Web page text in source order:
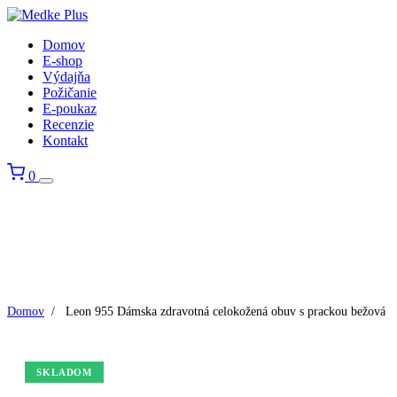
Domov
E-shop
Výdajňa
Požičanie
E-poukaz
Recenzie
Kontakt
0
Domov / Leon 955 Dámska zdravotná celokožená obuv s prackou bežová
SKLADOM